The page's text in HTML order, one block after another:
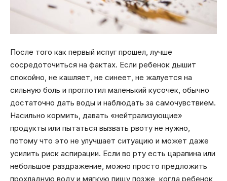
После того как первый испуг прошел, лучше
сосредоточиться на фактах. Если ребенок дышит
спокойно, не кашляет, не синеет, не жалуется на
сильную боль и проглотил маленький кусочек, обычно
достаточно дать воды и наблюдать за самочувствием.
Насильно кормить, давать «нейтрализующие»
продукты или пытаться вызвать рвоту не нужно,
потому что это не улучшает ситуацию и может даже
усилить риск аспирации. Если во рту есть царапина или
небольшое раздражение, можно просто предложить
прохладную воду и мягкую пищу позже, когда ребенок